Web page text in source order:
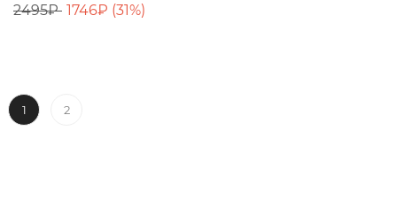
2495₽ 1746₽ (31%)
1 2